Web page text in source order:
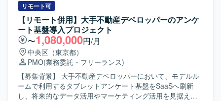
ける方を歓迎いたします。 【ポジションの魅力】 ・特権ID
管理やセキュリティパッチ適用など、リスク管理領域の実
務を通じてインフラ運用・セキュリティに関する知見を深
めていただけます。 ・NotesDBやバッチ処理、Excelマクロ
などを活用した運用自動化・効率化の経験を積むことがで
きます。 【開発環境】 ・NotesDB ・Excelマクロ、Lotusス
クリプト
成、導入サービスの説明および関連資料の作成、管理資料
の更新、顧客へのサービス説明と質疑応答、全体スケジュ
ールの管理、開発チームを含む関係各所との連携、定例会
への参加と意見出し、問い合わせ対応など、プロジェクト
推進に関わる調整業務全般をご担当いただきます。 【求め
る人物像】 顧客の業務内容を主体的に理解し、分かりやす
いドキュメントへ落とし込める方を求めております。多部
署・多関係者と円滑にコミュニケーションを取りながら、
自ら課題を見つけて行動できる能動性をお持ちの方にマッ
チするポジションです。また、役職者クラスのステークホ
リモート可
【リモート併用】大手不動産デベロッパーのアンケ
ート基盤導入プロジェクト
〜1,080,000円/月
中央区（東京都）
PMO(業務委託・フリーランス)
【募集背景】 大手不動産デベロッパーにおいて、モデルル
ームで利用するタブレットアンケート基盤をSaaSへ刷新
し、将来的なデータ活用やマーケティング活用を見据えた